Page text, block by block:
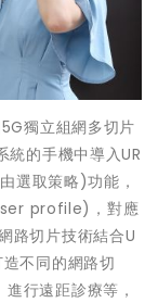
獨立組網多切片
的手機中導入UR
取策略)功能，
profile)，對應
路切片技術結合U
不同的網路切
行遠距診療等，